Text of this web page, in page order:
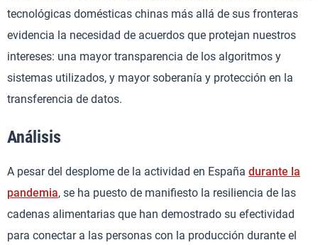
tecnológicas domésticas chinas más allá de sus fronteras
evidencia la necesidad de acuerdos que protejan nuestros
intereses: una mayor transparencia de los algoritmos y
sistemas utilizados, y mayor soberanía y protección en la
transferencia de datos.
Análisis
A pesar del desplome de la actividad en España durante la
pandemia, se ha puesto de manifiesto la resiliencia de las
cadenas alimentarias que han demostrado su efectividad
para conectar a las personas con la producción durante el